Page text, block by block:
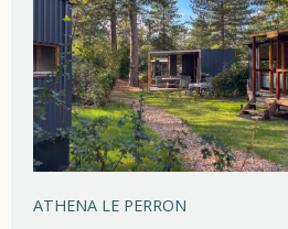
ATHENA LE PERRON